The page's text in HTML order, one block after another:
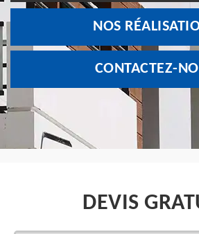
NOS
CONTACTEZ-
DEVIS